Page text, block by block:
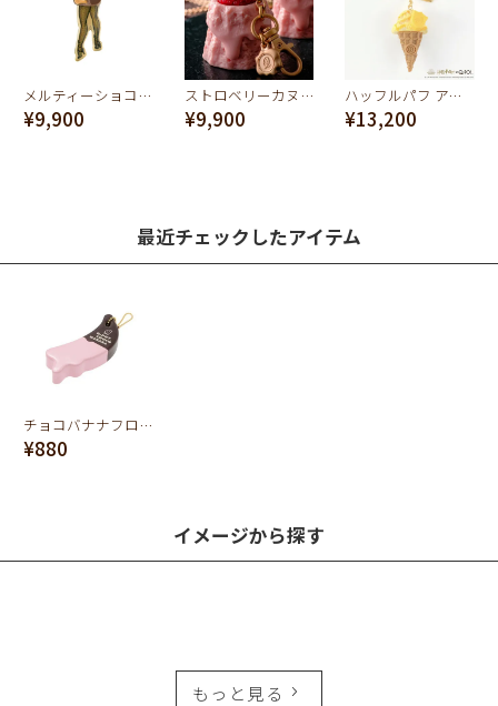
メルティーショコラレッグ ピアス
¥9,900
ストロベリーカヌレ バッグチャーム
¥9,900
ハッフルパフ アイスクリーム バッグチャーム【ハリーポッターコラボ】
¥13,200
最近チェックしたアイテム
チョコバナナフロート キーホルダー (Pink×Brown)
¥880
イメージから探す
もっと見る